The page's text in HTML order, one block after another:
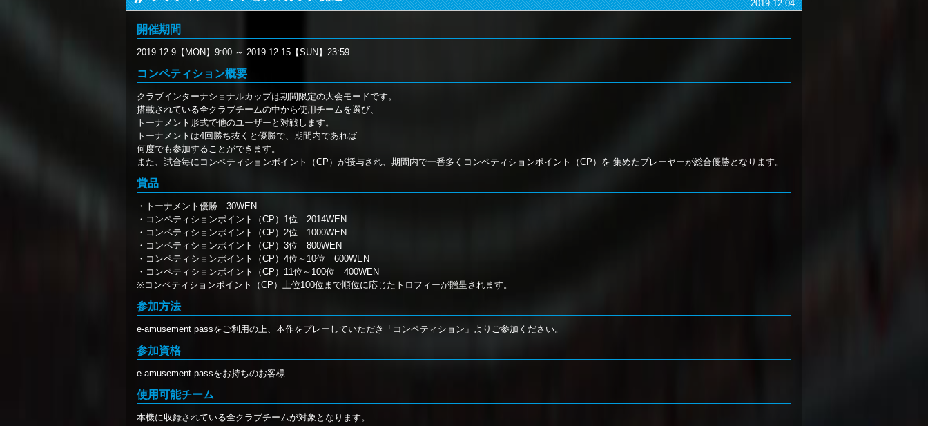
2019.12.04
開催期間
2019.12.9【MON】9:00 ～ 2019.12.15【SUN】23:59
コンペティション概要
クラブインターナショナルカップは期間限定の大会モードです。
搭載されている全クラブチームの中から使用チームを選び、
トーナメント形式で他のユーザーと対戦します。
トーナメントは4回勝ち抜くと優勝で、期間内であれば
何度でも参加することができます。
また、試合毎にコンペティションポイント（CP）が授与され、期間内で一番多くコンペティションポイント（CP）を 集めたプレーヤーが総合優勝となります。
賞品
・トーナメント優勝 30WEN
・コンペティションポイント（CP）1位 2014WEN
・コンペティションポイント（CP）2位 1000WEN
・コンペティションポイント（CP）3位 800WEN
・コンペティションポイント（CP）4位～10位 600WEN
・コンペティションポイント（CP）11位～100位 400WEN
※コンペティションポイント（CP）上位100位まで順位に応じたトロフィーが贈呈されます。
参加方法
e-amusement passをご利用の上、本作をプレーしていただき「コンペティション」よりご参加ください。
参加資格
e-amusement passをお持ちのお客様
使用可能チーム
本機に収録されている全クラブチームが対象となります。